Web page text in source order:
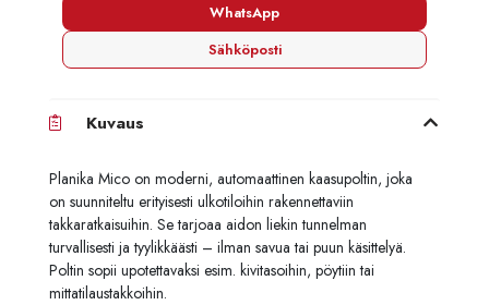
WhatsApp
Sähköposti
Kuvaus
Planika Mico on moderni, automaattinen kaasupoltin, joka
on suunniteltu erityisesti ulkotiloihin rakennettaviin
takkaratkaisuihin. Se tarjoaa aidon liekin tunnelman
turvallisesti ja tyylikkäästi – ilman savua tai puun käsittelyä.
Poltin sopii upotettavaksi esim. kivitasoihin, pöytiin tai
mittatilaustakkoihin.